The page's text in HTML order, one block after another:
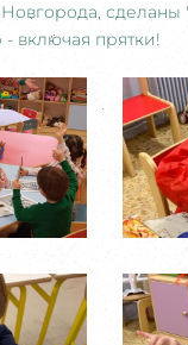
включая прятки!